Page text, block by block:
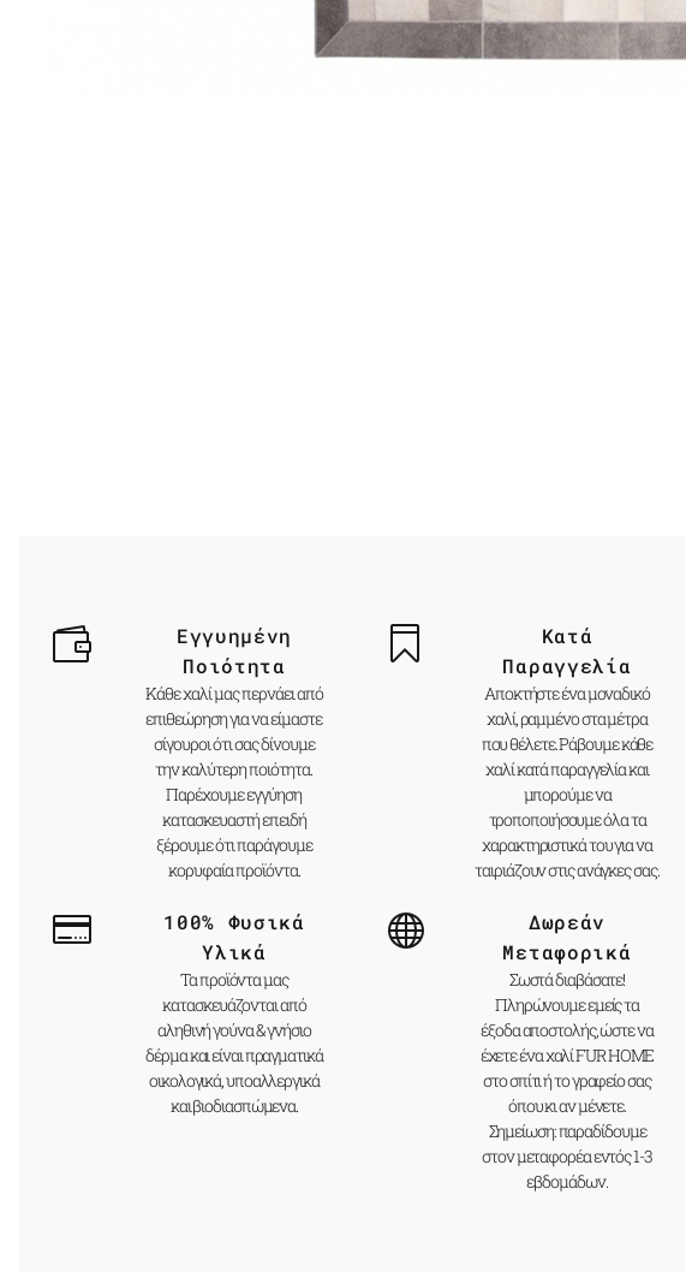
Εγγυημένη
Ποιότητα
Κάθε χαλί μας περνάει από
επιθεώρηση για να είμαστε
σίγουροι ότι σας δίνουμε
την καλύτερη ποιότητα.
Παρέχουμε εγγύηση
κατασκευαστή επειδή
ξέρουμε ότι παράγουμε
κορυφαία προϊόντα.
Κατά
Παραγγελία
Αποκτήστε ένα μοναδικό
χαλί, ραμμένο στα μέτρα
που θέλετε. Ράβουμε κάθε
χαλί κατά παραγγελία και
μπορούμε να
τροποποιήσουμε όλα τα
χαρακτηριστικά του για να
ταιριάζουν στις ανάγκες σας.
100% Φυσικά
Υλικά
Τα προϊόντα μας
κατασκευάζονται από
αληθινή γούνα & γνήσιο
δέρμα και είναι πραγματικά
οικολογικά, υποαλλεργικά
και βιοδιασπώμενα.
Δωρεάν
Μεταφορικά
Σωστά διαβάσατε!
Πληρώνουμε εμείς τα
έξοδα αποστολής, ώστε να
έχετε ένα χαλί FUR HOME
στο σπίτι ή το γραφείο σας
όπου κι αν μένετε.
Σημείωση: παραδίδουμε
στον μεταφορέα εντός 1-3
εβδομάδων.